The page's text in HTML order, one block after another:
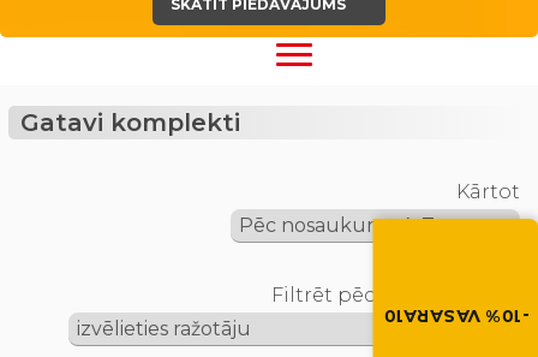
Vasara nāk ar
grozā.
-10% VASARA10
SKATĪT PIEDĀVĀJUMS
Gatavi komplekti
Kārtot
Filtrēt pēc ražotāja